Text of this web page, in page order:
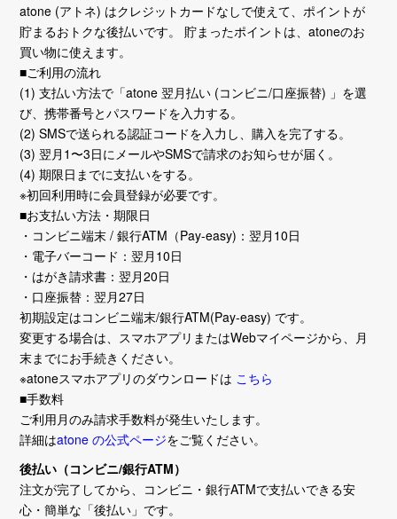
atone (アトネ) はクレジットカードなしで使えて、ポイントが
貯まるおトクな後払いです。 貯まったポイントは、atoneのお
買い物に使えます。
■ご利用の流れ
(1) 支払い方法で「atone 翌月払い (コンビニ/口座振替) 」を選
び、携帯番号とパスワードを入力する。
(2) SMSで送られる認証コードを入力し、購入を完了する。
(3) 翌月1〜3日にメールやSMSで請求のお知らせが届く。
(4) 期限日までに支払いをする。
※初回利用時に会員登録が必要です。
■お支払い方法・期限日
・コンビニ端末 / 銀行ATM（Pay-easy)：翌月10日
・電子バーコード：翌月10日
・はがき請求書：翌月20日
・口座振替：翌月27日
初期設定はコンビニ端末/銀行ATM(Pay-easy) です。
変更する場合は、スマホアプリまたはWebマイページから、月
末までにお手続きください。
※atoneスマホアプリのダウンロードは こちら
■手数料
ご利用月のみ請求手数料が発生いたします。
詳細はatone の公式ページをご覧ください。
後払い（コンビニ/銀行ATM）
注文が完了してから、コンビニ・銀行ATMで支払いできる安
心・簡単な「後払い」です。